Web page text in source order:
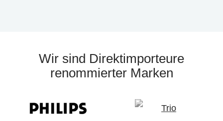
Wir sind Direktimporteure
renommierter Marken